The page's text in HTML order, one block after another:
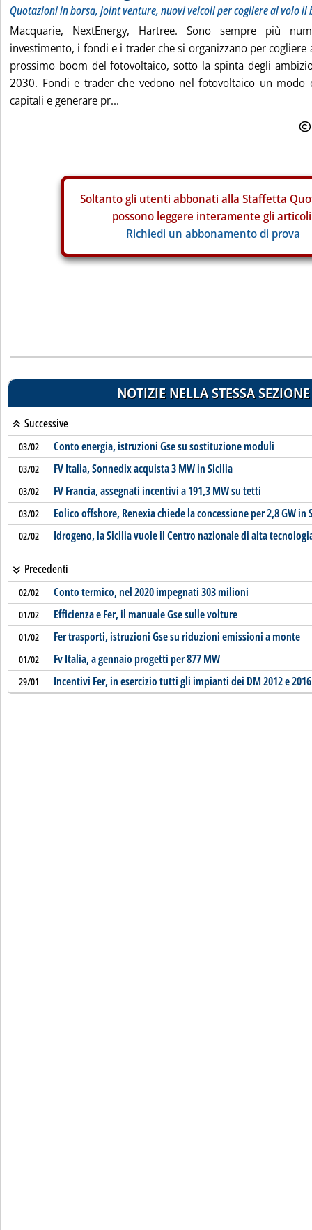
Quotazioni in borsa, joint venture, nuovi veicoli per cogliere al volo il
Macquarie, NextEnergy, Hartree. Sono sempre più
investimento, i fondi e i trader che si organizzano per
prossimo boom del fotovoltaico, sotto la spinta degli
2030. Fondi e trader che vedono nel fotovoltaico un modo
capitali e generare pr...
Soltanto gli utenti abbonati alla Staffetta
possono leggere interamente gli
Richiedi un abbonamento di prova
NOTIZIE NELLA STESSA SEZIONE
Successive
03/02 Conto energia, istruzioni Gse su sostituzione moduli
03/02 FV Italia, Sonnedix acquista 3 MW in Sicilia
03/02 FV Francia, assegnati incentivi a 191,3 MW su tetti
03/02 Eolico offshore, Renexia chiede la concessione per 2,8 GW in
02/02 Idrogeno, la Sicilia vuole il Centro nazionale di alta
Precedenti
02/02 Conto termico, nel 2020 impegnati 303 milioni
01/02 Efficienza e Fer, il manuale Gse sulle volture
01/02 Fer trasporti, istruzioni Gse su riduzioni emissioni a monte
01/02 Fv Italia, a gennaio progetti per 877 MW
29/01 Incentivi Fer, in esercizio tutti gli impianti dei DM 2012 e 2016